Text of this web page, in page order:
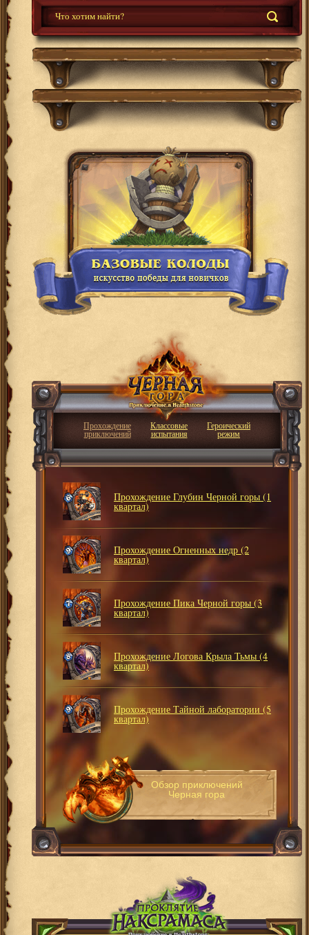
Прохождение
приключений
Классовые
испытания
Героический
режим
Прохождение Глубин Черной горы (1
квартал)
Прохождение Огненных недр (2
квартал)
Прохождение Пика Черной горы (3
квартал)
Прохождение Логова Крыла Тьмы (4
квартал)
Прохождение Тайной лаборатории (5
квартал)
Обзор приключений
Черная гора